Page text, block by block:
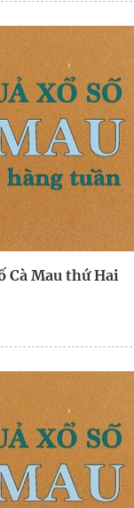
Cà Mau thứ Hai